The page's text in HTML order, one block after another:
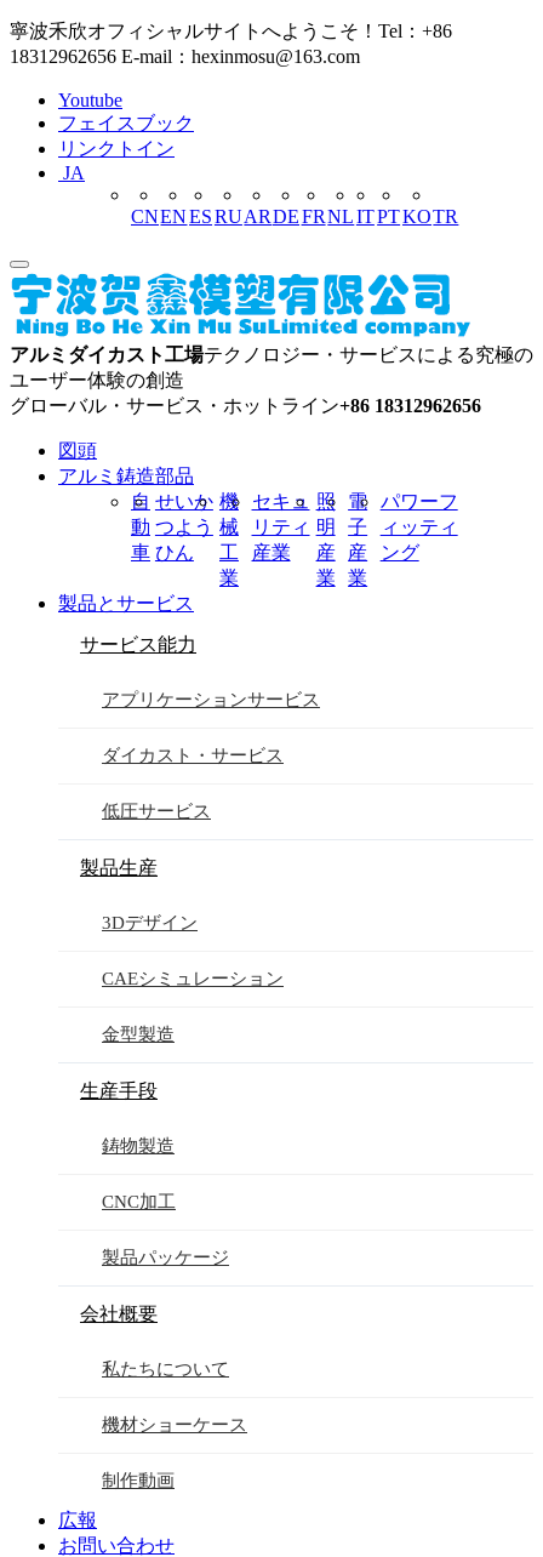
寧波禾欣オフィシャルサイトへようこそ！Tel：+86
18312962656 E-mail：hexinmosu@163.com
Youtube
フェイスブック
リンクトイン
JA
CNENESRUARDEFRNLITPTKOTR
アルミダイカスト工場テクノロジー・サービスによる究極の
ユーザー体験の創造
グローバル・サービス・ホットライン+86 18312962656
図頭
アルミ鋳造部品
自
動
車
せいか
つよう
ひん
機
械
工
業
セキュ
リティ
産業
照
明
産
業
電
子
産
業
パワーフ
ィッティ
ング
製品とサービス
サービス能力
アプリケーションサービス
ダイカスト・サービス
低圧サービス
製品生産
3Dデザイン
CAEシミュレーション
金型製造
生産手段
鋳物製造
CNC加工
製品パッケージ
会社概要
私たちについて
機材ショーケース
制作動画
広報
お問い合わせ